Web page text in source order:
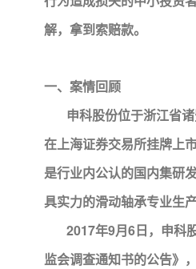
解，拿到索赔款。
一、案情回顾
申科股份位于浙江省诸
在上海证券交易所挂牌上
是行业内公认的国内集研
具实力的滑动轴承专业生
2017年9月6日，申科
监会调查通知书的公告》